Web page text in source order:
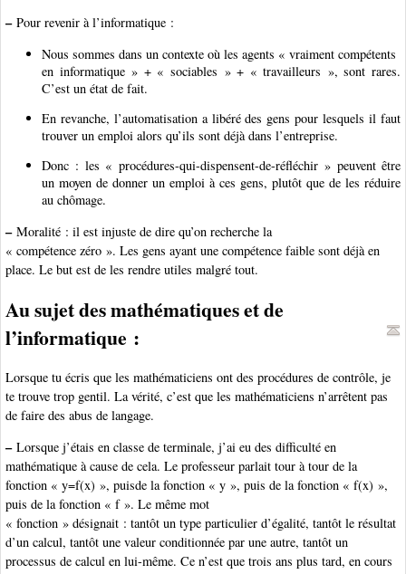
–Pour revenir à l’informatique :
Nous sommes dans un contexte où les agents « vraiment compétents
en informatique » + « sociables » + « travailleurs », sont rares.
C’est un état de fait.
En revanche, l’automatisation a libéré des gens pour lesquels il faut
trouver un emploi alors qu’ils sont déjà dans l’entreprise.
Donc : les « procédures-qui-dispensent-de-réfléchir » peuvent être
un moyen de donner un emploi à ces gens, plutôt que de les réduire
au chômage.
–Moralité : il est injuste de dire qu’on recherche la
« compétence zéro ». Les gens ayant une compétence faible sont déjà en
place. Le but est de les rendre utiles malgré tout.
Au sujet des mathématiques et de
l’informatique :
Lorsque tu écris que les mathématiciens ont des procédures de contrôle, je
te trouve trop gentil. La vérité, c’est que les mathématiciens n’arrêtent pas
de faire des abus de langage.
–Lorsque j’étais en classe de terminale, j’ai eu des difficulté en
mathématique à cause de cela. Le professeur parlait tour à tour de la
fonction « y=f(x) », puisde la fonction « y », puis de la fonction « f(x) »,
puis de la fonction « f ». Le même mot
« fonction » désignait : tantôt un type particulier d’égalité, tantôt le résultat
d’un calcul, tantôt une valeur conditionnée par une autre, tantôt un
processus de calcul en lui-même. Ce n’est que trois ans plus tard, en cours